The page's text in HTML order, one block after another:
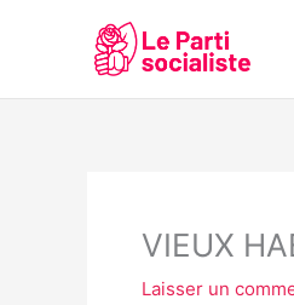
VIEUX
Laisser un